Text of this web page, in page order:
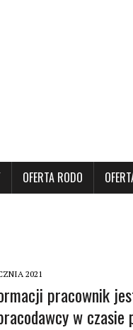
OFERTA RODO
2021
pracownik
w czasie